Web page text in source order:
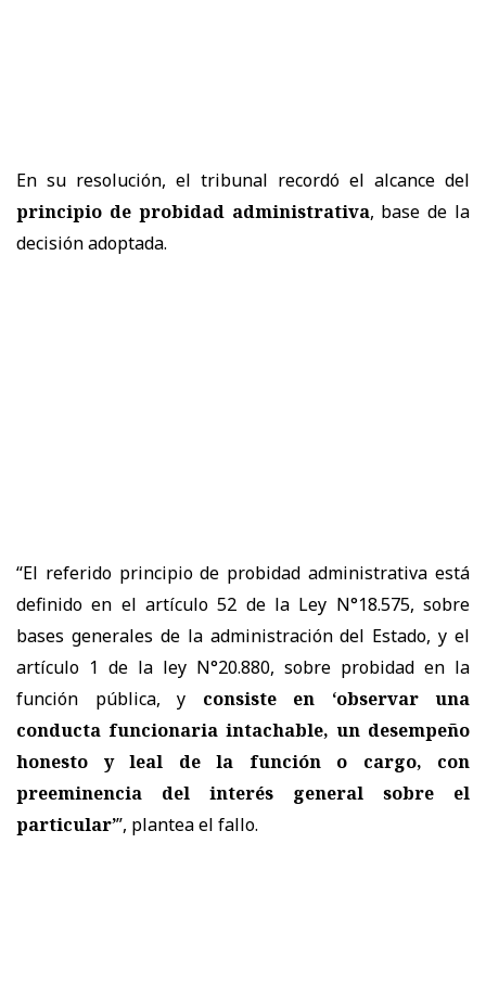
En su resolución, el tribunal recordó el alcance del
principio de probidad administrativa, base de la
decisión adoptada.
“El referido principio de probidad administrativa está
definido en el artículo 52 de la Ley N°18.575, sobre
bases generales de la administración del Estado, y el
artículo 1 de la ley N°20.880, sobre probidad en la
función pública, y consiste en ‘observar una
conducta funcionaria intachable, un desempeño
honesto y leal de la función o cargo, con
preeminencia del interés general sobre el
particular’”, plantea el fallo.